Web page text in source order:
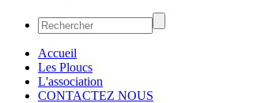
Accueil
Les Ploucs
L'association
CONTACTEZ NOUS